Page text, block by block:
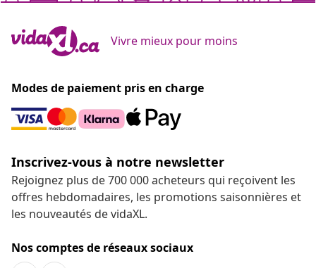
Vivre mieux pour moins
Modes de paiement pris en charge
Inscrivez-vous à notre newsletter
Rejoignez plus de 700 000 acheteurs qui reçoivent les
offres hebdomadaires, les promotions saisonnières et
les nouveautés de vidaXL.
Nos comptes de réseaux sociaux